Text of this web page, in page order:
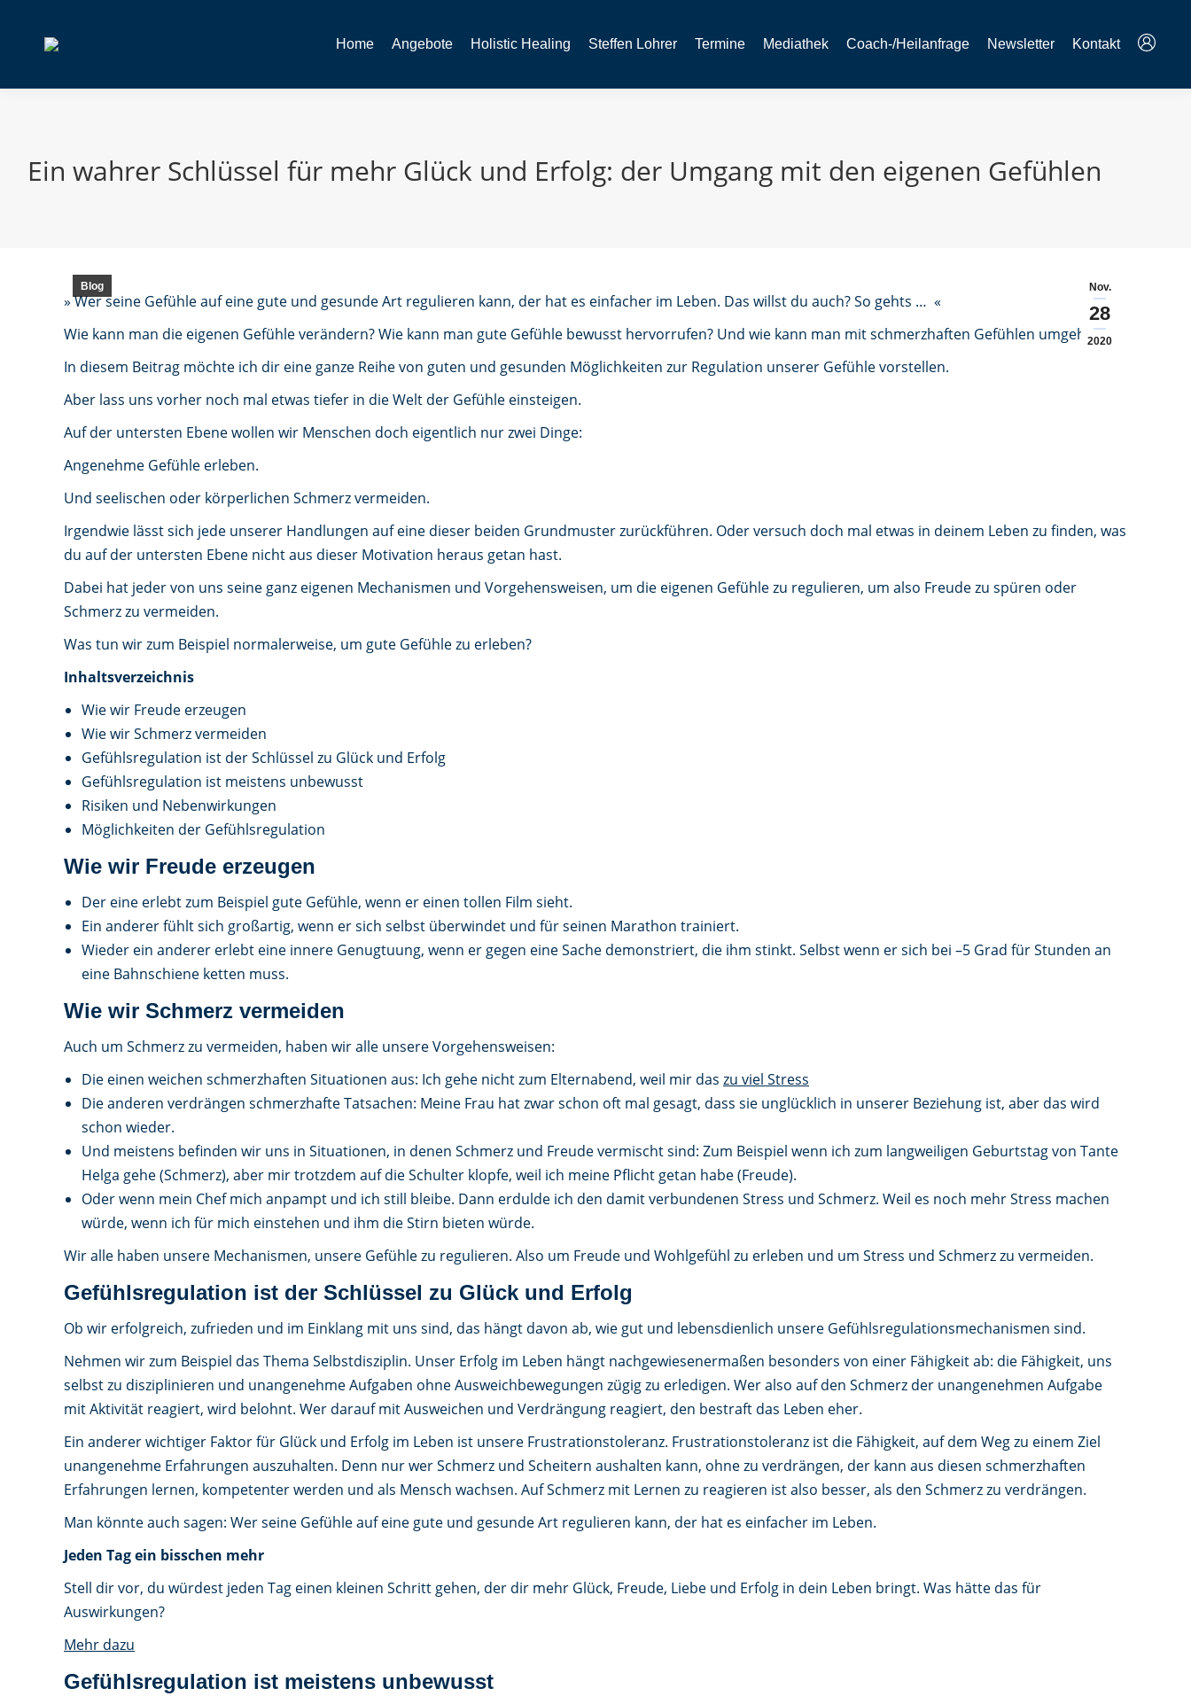
Home Angebote Holistic Healing Steffen Lohrer Termine Mediathek Coach-/Heilanfrage Newsletter Kontakt
Ein wahrer Schlüssel für mehr Glück und Erfolg: der Umgang mit den eigenen Gefühlen
Nov.
28
2020
Blog
» Wer seine Gefühle auf eine gute und gesunde Art regulieren kann, der hat es einfacher im Leben. Das willst du auch? So gehts … «
Wie kann man die eigenen Gefühle verändern? Wie kann man gute Gefühle bewusst hervorrufen? Und wie kann man mit schmerzhaften Gefühlen umgehen?
In diesem Beitrag möchte ich dir eine ganze Reihe von guten und gesunden Möglichkeiten zur Regulation unserer Gefühle vorstellen.
Aber lass uns vorher noch mal etwas tiefer in die Welt der Gefühle einsteigen.
Auf der untersten Ebene wollen wir Menschen doch eigentlich nur zwei Dinge:
Angenehme Gefühle erleben.
Und seelischen oder körperlichen Schmerz vermeiden.
Irgendwie lässt sich jede unserer Handlungen auf eine dieser beiden Grundmuster zurückführen. Oder versuch doch mal etwas in deinem Leben zu finden, was
du auf der untersten Ebene nicht aus dieser Motivation heraus getan hast.
Dabei hat jeder von uns seine ganz eigenen Mechanismen und Vorgehensweisen, um die eigenen Gefühle zu regulieren, um also Freude zu spüren oder
Schmerz zu vermeiden.
Was tun wir zum Beispiel normalerweise, um gute Gefühle zu erleben?
Inhaltsverzeichnis
Wie wir Freude erzeugen
Wie wir Schmerz vermeiden
Gefühlsregulation ist der Schlüssel zu Glück und Erfolg
Gefühlsregulation ist meistens unbewusst
Risiken und Nebenwirkungen
Möglichkeiten der Gefühlsregulation
Wie wir Freude erzeugen
Der eine erlebt zum Beispiel gute Gefühle, wenn er einen tollen Film sieht.
Ein anderer fühlt sich großartig, wenn er sich selbst überwindet und für seinen Marathon trainiert.
Wieder ein anderer erlebt eine innere Genugtuung, wenn er gegen eine Sache demonstriert, die ihm stinkt. Selbst wenn er sich bei –5 Grad für Stunden an
eine Bahnschiene ketten muss.
Wie wir Schmerz vermeiden
Auch um Schmerz zu vermeiden, haben wir alle unsere Vorgehensweisen:
Die einen weichen schmerzhaften Situationen aus: Ich gehe nicht zum Elternabend, weil mir das zu viel Stress
Die anderen verdrängen schmerzhafte Tatsachen: Meine Frau hat zwar schon oft mal gesagt, dass sie unglücklich in unserer Beziehung ist, aber das wird
schon wieder.
Und meistens befinden wir uns in Situationen, in denen Schmerz und Freude vermischt sind: Zum Beispiel wenn ich zum langweiligen Geburtstag von Tante
Helga gehe (Schmerz), aber mir trotzdem auf die Schulter klopfe, weil ich meine Pflicht getan habe (Freude).
Oder wenn mein Chef mich anpampt und ich still bleibe. Dann erdulde ich den damit verbundenen Stress und Schmerz. Weil es noch mehr Stress machen
würde, wenn ich für mich einstehen und ihm die Stirn bieten würde.
Wir alle haben unsere Mechanismen, unsere Gefühle zu regulieren. Also um Freude und Wohlgefühl zu erleben und um Stress und Schmerz zu vermeiden.
Gefühlsregulation ist der Schlüssel zu Glück und Erfolg
Ob wir erfolgreich, zufrieden und im Einklang mit uns sind, das hängt davon ab, wie gut und lebensdienlich unsere Gefühlsregulationsmechanismen sind.
Nehmen wir zum Beispiel das Thema Selbstdisziplin. Unser Erfolg im Leben hängt nachgewiesenermaßen besonders von einer Fähigkeit ab: die Fähigkeit, uns
selbst zu disziplinieren und unangenehme Aufgaben ohne Ausweichbewegungen zügig zu erledigen. Wer also auf den Schmerz der unangenehmen Aufgabe
mit Aktivität reagiert, wird belohnt. Wer darauf mit Ausweichen und Verdrängung reagiert, den bestraft das Leben eher.
Ein anderer wichtiger Faktor für Glück und Erfolg im Leben ist unsere Frustrationstoleranz. Frustrationstoleranz ist die Fähigkeit, auf dem Weg zu einem Ziel
unangenehme Erfahrungen auszuhalten. Denn nur wer Schmerz und Scheitern aushalten kann, ohne zu verdrängen, der kann aus diesen schmerzhaften
Erfahrungen lernen, kompetenter werden und als Mensch wachsen. Auf Schmerz mit Lernen zu reagieren ist also besser, als den Schmerz zu verdrängen.
Man könnte auch sagen: Wer seine Gefühle auf eine gute und gesunde Art regulieren kann, der hat es einfacher im Leben.
Jeden Tag ein bisschen mehr
Stell dir vor, du würdest jeden Tag einen kleinen Schritt gehen, der dir mehr Glück, Freude, Liebe und Erfolg in dein Leben bringt. Was hätte das für
Auswirkungen?
Mehr dazu
Gefühlsregulation ist meistens unbewusst